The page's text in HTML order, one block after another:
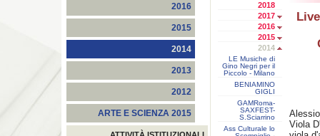
2016
2015
2014
2013
2012
ARTE E SCIENZA 2015
2018
2017
2016
2015
2014
LE Musiche di
Gino Negri per il
Piccolo - Milano
BENIAMINO
GIGLI
GAMRoma-
SAXFEST-
S.Sciarrino
Ass Culturale lo
Viola